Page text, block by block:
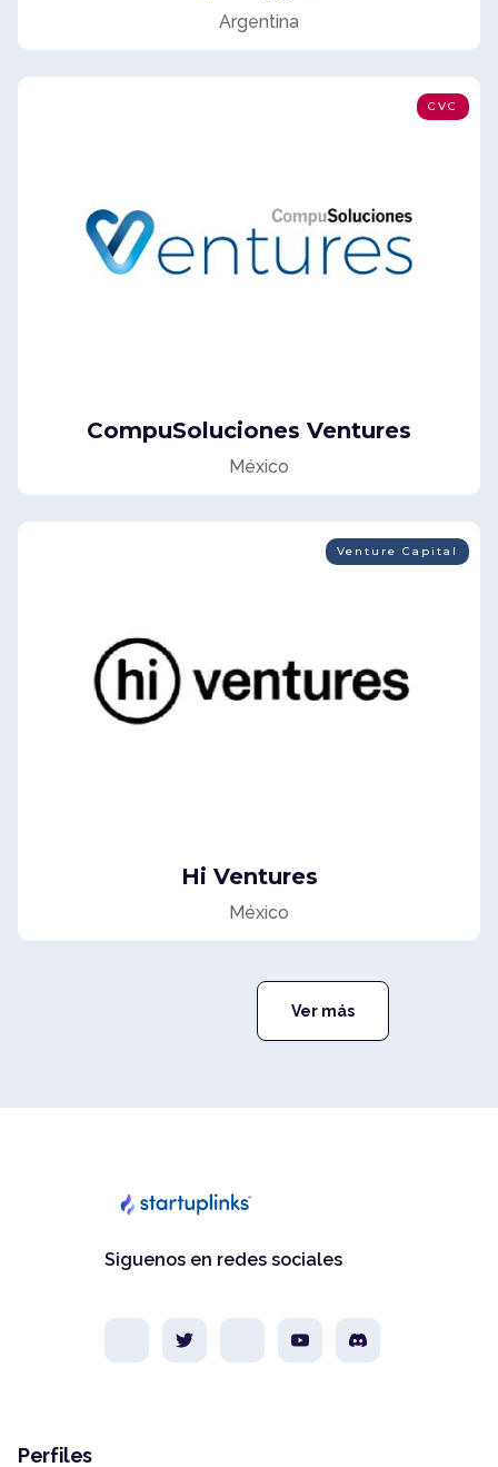
Argentina
CVC
CompuSoluciones Ventures
México
Venture Capital
Hi Ventures
México
Ver más
Siguenos en redes sociales
Perfiles